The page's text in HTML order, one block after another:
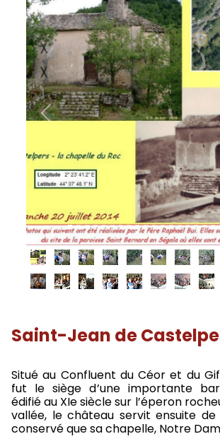
Previous
Saint-Jean de
Situé au Confluent du Céor et du
fut le siège d’une importante
édifié au XIe siècle sur l’éperon
vallée, le château servit ensuite
conservé que sa chapelle, Notre